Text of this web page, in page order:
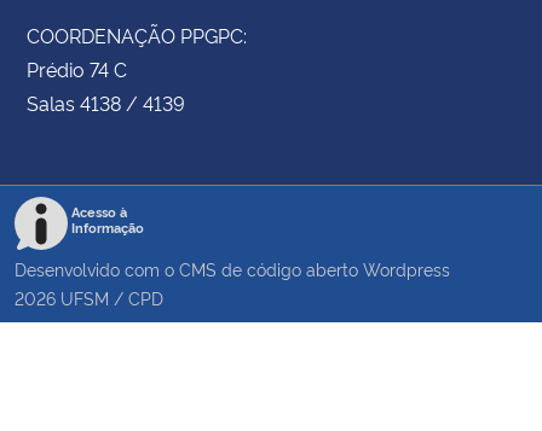
COORDENAÇÃO PPGPC:
Prédio 74 C
Salas 4138 / 4139
Acesso à
Informação
Desenvolvido com o CMS de código aberto Wordpress
2026 UFSM / CPD